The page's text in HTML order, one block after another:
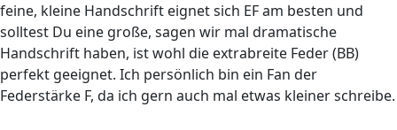
feine, kleine Handschrift eignet sich EF am besten und
solltest Du eine große, sagen wir mal dramatische
Handschrift haben, ist wohl die extrabreite Feder (BB)
perfekt geeignet. Ich persönlich bin ein Fan der
Federstärke F, da ich gern auch mal etwas kleiner schreibe.